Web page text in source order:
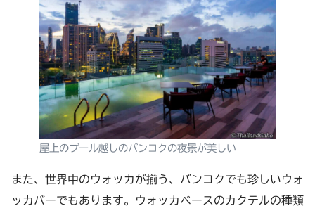
屋上のプール越しのバンコクの夜景が美しい
また、世界中のウォッカが揃う、バンコクでも珍しいウォ
ッカバーでもあります。ウォッカベースのカクテルの種類